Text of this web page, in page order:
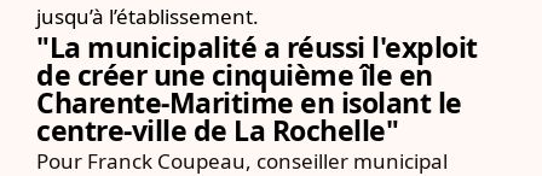
jusqu’à l’établissement.
"La municipalité a réussi l'exploit
de créer une cinquième île en
Charente-Maritime en isolant le
centre-ville de La Rochelle"
Pour Franck Coupeau, conseiller municipal